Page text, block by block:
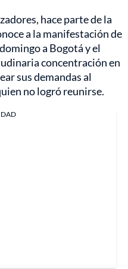
hace parte de la
a la manifestación de
a Bogotá y el
concentración en
sus demandas al
no logró reunirse.